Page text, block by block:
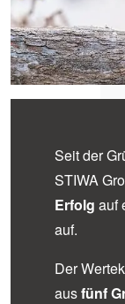
Seit der
STIWA
Erfolg auf
auf.
Der
ausfünf